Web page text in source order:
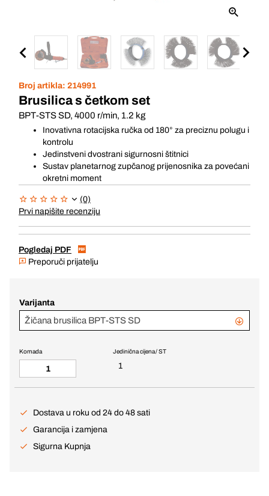
Broj artikla: 214991
Brusilica s četkom set
BPT-STS SD, 4000 r/min, 1.2 kg
Inovativna rotacijska ručka od 180° za preciznu polugu i
kontrolu
Jedinstveni dvostrani sigurnosni štitnici
Sustav planetarnog zupčanog prijenosnika za povećani
okretni moment
(0)
Prvi napišite recenziju
Pogledaj PDF
Preporuči prijatelju
Varijanta
Žičana brusilica BPT-STS SD
Jedinična cijena / ST
1
Komada
Dostava u roku od 24 do 48 sati
Garancija i zamjena
Sigurna Kupnja